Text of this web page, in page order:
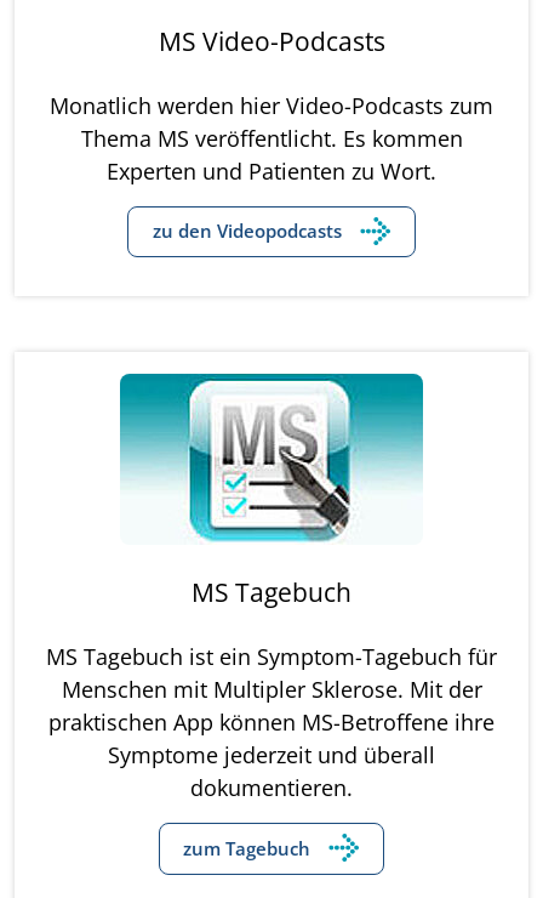
MS Video-Podcasts
Monatlich werden hier Video-Podcasts zum
Thema MS veröffentlicht. Es kommen
Experten und Patienten zu Wort.
zu den Videopodcasts
MS Tagebuch
MS Tagebuch ist ein Symptom-Tagebuch für
Menschen mit Multipler Sklerose. Mit der
praktischen App können MS-Betroffene ihre
Symptome jederzeit und überall
dokumentieren.
zum Tagebuch